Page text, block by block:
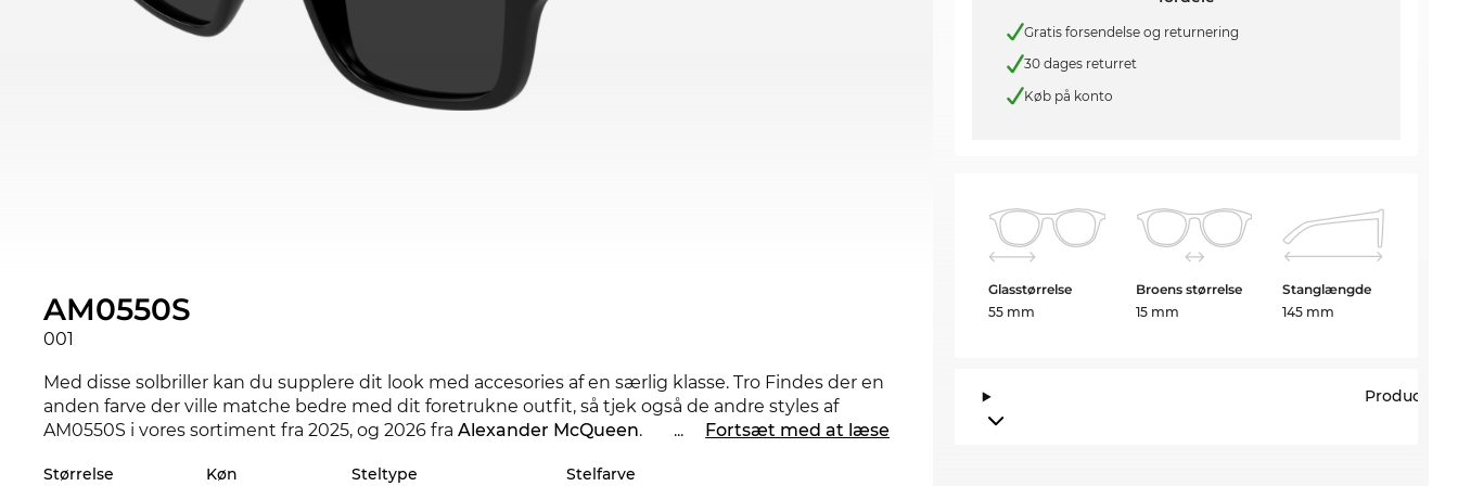
AM0550S
001
Med disse solbriller kan du supplere dit look med accesories af en særlig klasse. Tro Findes der en
anden farve der ville matche bedre med dit foretrukne outfit, så tjek også de andre styles af
AM0550S i vores sortiment fra 2025, og 2026 fra Alexander McQueen.
Stellet er specielt designet til til mænd. Med dets rene linjer mødes Newsschool og Cool med en
... Fortsæt med at læse
Størrelse Køn Steltype Stelfarve
Gratis forsendelse og returnering
30 dages returret
Køb på konto
Glasstørrelse
55 mm
Broens størrelse
15 mm
Stanglængde
145 mm